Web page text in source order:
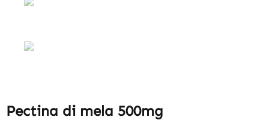
Pectina di mela 500mg